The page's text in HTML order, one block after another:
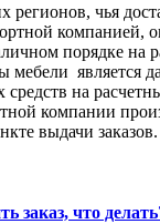
регионов, чья
компанией,
порядке на
мебели является
на
компании
выдачи заказов.
заказ, что